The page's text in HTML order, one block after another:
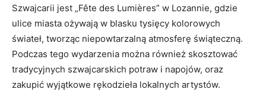
Szwajcarii jest „Fête des⁢ Lumières” w Lozannie, ‌gdzie⁣
ulice miasta⁢ ożywają w blasku tysięcy kolorowych
⁣świateł, tworząc niepowtarzalną⁢ atmosferę świąteczną.
Podczas tego wydarzenia można ⁤również skosztować
tradycyjnych szwajcarskich potraw‍ i napojów, oraz⁢
zakupić wyjątkowe rękodzieła lokalnych artystów.